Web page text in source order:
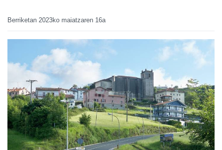
Berriketan 2023ko maiatzaren 16a